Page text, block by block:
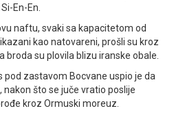
En-En.
naftu, svaki sa kapacitetom od
kao natovareni, prošli su kroz
broda su plovila blizu iranske obale.
pod zastavom Bocvane uspio je da
što se juče vratio poslije
kroz Ormuski moreuz.